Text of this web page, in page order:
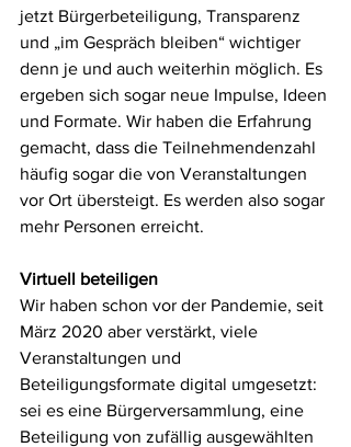
jetzt Bürgerbeteiligung, Transparenz
und „im Gespräch bleiben“ wichtiger
denn je und auch weiterhin möglich. Es
ergeben sich sogar neue Impulse, Ideen
und Formate. Wir haben die Erfahrung
gemacht, dass die Teilnehmendenzahl
häufig sogar die von Veranstaltungen
vor Ort übersteigt. Es werden also sogar
mehr Personen erreicht.
Virtuell beteiligen
Wir haben schon vor der Pandemie, seit
März 2020 aber verstärkt, viele
Veranstaltungen und
Beteiligungsformate digital umgesetzt:
sei es eine Bürgerversammlung, eine
Beteiligung von zufällig ausgewählten